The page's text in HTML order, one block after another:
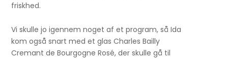
friskhed.
Vi skulle jo igennem noget af et program, så Ida
kom også snart med et glas Charles Bailly
Cremant de Bourgogne Rosé, der skulle gå til